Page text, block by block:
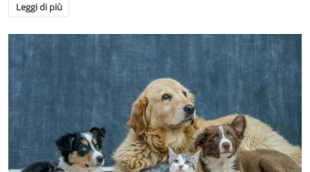
Leggi di più